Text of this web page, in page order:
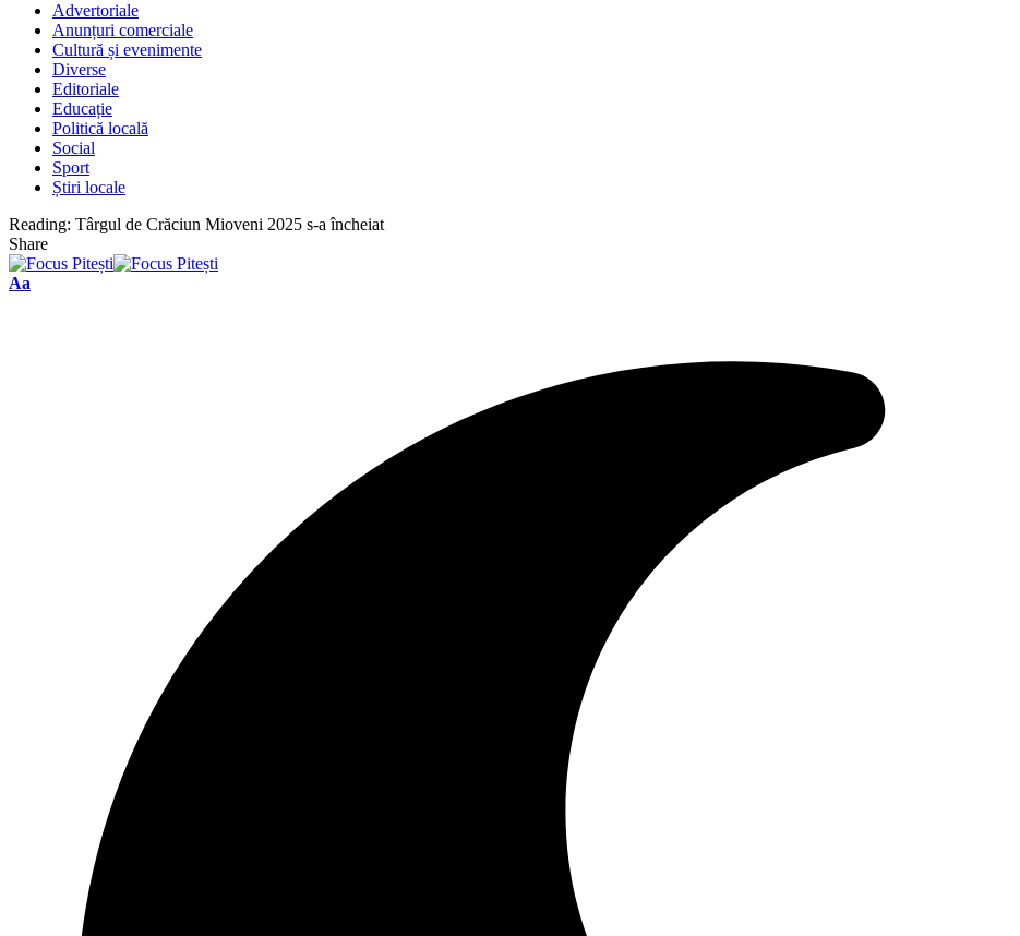
Advertoriale
Anunțuri comerciale
Cultură și evenimente
Diverse
Editoriale
Educație
Politică locală
Social
Sport
Știri locale
Reading: Târgul de Crăciun Mioveni 2025 s-a încheiat
Share
Font
Aa